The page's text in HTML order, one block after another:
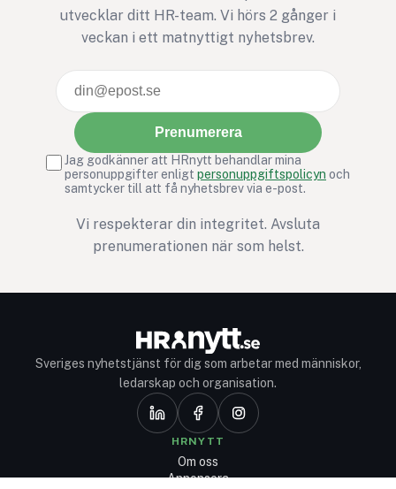
utvecklar ditt HR-team. Vi hörs 2 gånger i
veckan i ett matnyttigt nyhetsbrev.
Prenumerera
Jag godkänner att HRnytt behandlar mina
personuppgifter enligt personuppgiftspolicyn och
samtycker till att få nyhetsbrev via e-post.
Vi respekterar din integritet. Avsluta
prenumerationen när som helst.
Sveriges nyhetstjänst för dig som arbetar med människor,
ledarskap och organisation.
HRNYTT
Om oss
Annonsera